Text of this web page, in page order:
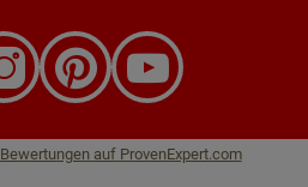
Bewertungen auf ProvenExpert.com